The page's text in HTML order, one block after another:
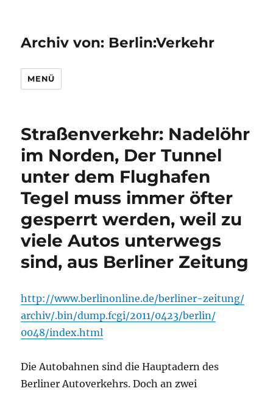
Archiv von: Berlin:Verkehr
MENÜ
Straßenverkehr: Nadelöhr
im Norden, Der Tunnel
unter dem Flughafen
Tegel muss immer öfter
gesperrt werden, weil zu
viele Autos unterwegs
sind, aus Berliner Zeitung
http://www.berlinonline.de/berliner-zeitung/
archiv/.bin/dump.fcgi/2011/0423/berlin/
0048/index.html
Die Autobahnen sind die Hauptadern des
Berliner Autoverkehrs. Doch an zwei